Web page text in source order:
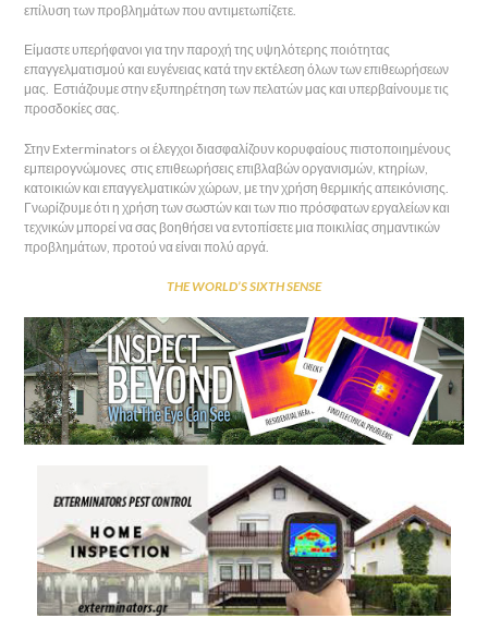
επίλυση των προβλημάτων που αντιμετωπίζετε.
Είμαστε υπερήφανοι για την παροχή της υψηλότερης ποιότητας
επαγγελματισμού και ευγένειας κατά την εκτέλεση όλων των επιθεωρήσεων
μας. Εστιάζουμε στην εξυπηρέτηση των πελατών μας και υπερβαίνουμε τις
προσδοκίες σας.
Στην Exterminators oι έλεγχοι διασφαλίζουν κορυφαίους πιστοποιημένους
εμπειρογνώμονες στις επιθεωρήσεις επιβλαβών οργανισμών, κτηρίων,
κατοικιών και επαγγελματικών χώρων, με την χρήση θερμικής απεικόνισης.
Γνωρίζουμε ότι η χρήση των σωστών και των πιο πρόσφατων εργαλείων και
τεχνικών μπορεί να σας βοηθήσει να εντοπίσετε μια ποικιλίας σημαντικών
προβλημάτων, προτού να είναι πολύ αργά.
THE WORLD’S SIXTH SENSE